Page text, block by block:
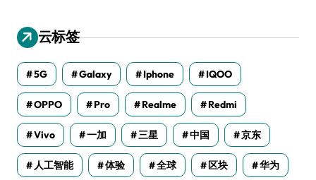
云标签
5G Galaxy Iphone IQOO
OPPO Pro Realme Redmi
Vivo 一加 三星 中国 京东
人工智能 体验 全球 区块 华为